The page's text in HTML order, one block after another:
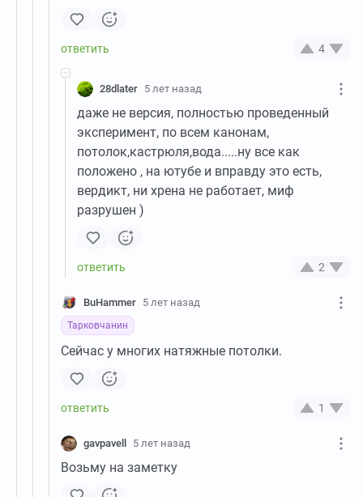
4
28dlater 5 лет назад
даже не версия, полностью проведенный
эксперимент, по всем канонам,
потолок,кастрюля,вода.....ну все как
положено , на ютубе и вправду это есть,
вердикт, ни хрена не работает, миф
разрушен )
2
BuHammer 5 лет назад
Тарковчанин
Сейчас у многих натяжные потолки.
1
gavpavell 5 лет назад
Возьму на заметку